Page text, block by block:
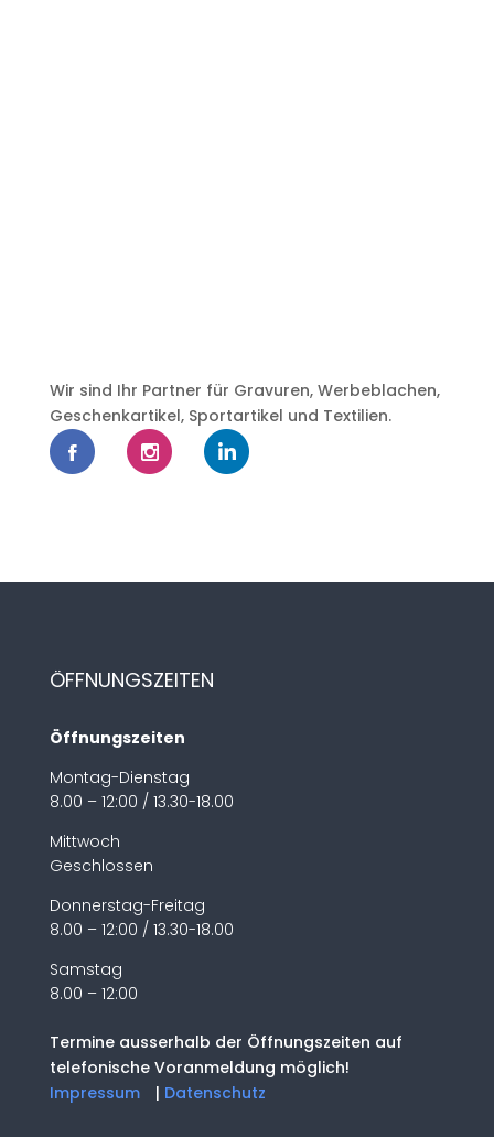
Wir sind Ihr Partner für Gravuren, Werbeblachen,
Geschenkartikel, Sportartikel und Textilien.
ÖFFNUNGSZEITEN
Öffnungszeiten
Montag-Dienstag
8.00 – 12:00 / 13.30-18.00
Mittwoch
Geschlossen
Donnerstag-Freitag
8.00 – 12:00 / 13.30-18.00
Samstag
8.00 – 12:00
Termine ausserhalb der Öffnungszeiten auf
telefonische Voranmeldung möglich!
Impressum
| Datenschutz